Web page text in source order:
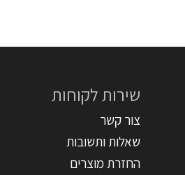
שירות לקוחות
צור קשר
שאלות ותשובות
החזרת מוצרים